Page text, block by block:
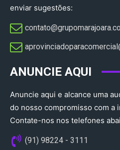
enviar sugestões:
ANUNCIE AQUI
Anuncie aqui e alcance uma
do nosso compromisso com a
Contate-nos nos telefones
(91) 98224 - 3111